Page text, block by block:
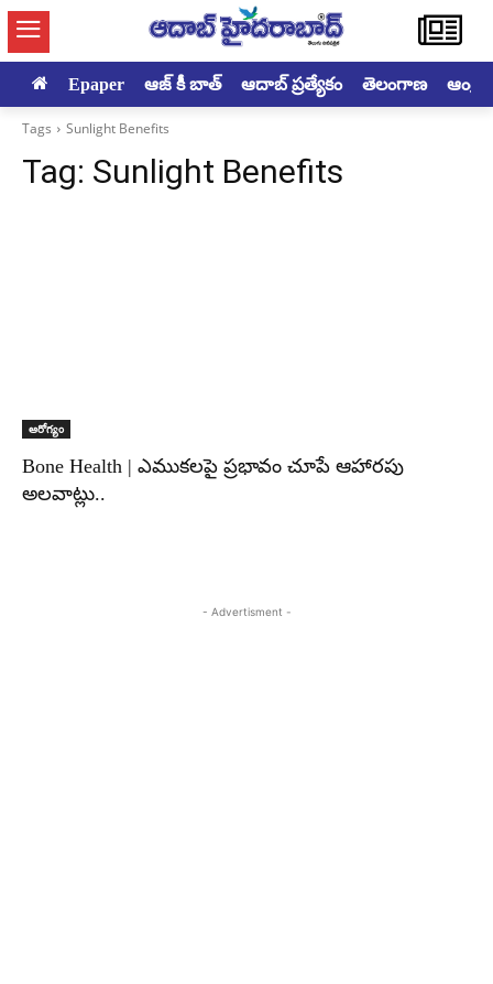
Epaper ఆజ్ కీ బాత్ ఆదాబ్ ప్రత్యేకం తెలంగాణ
Tags Sunlight Benefits
Tag: Sunlight Benefits
ఆరోగ్యం
Bone Health | ఎముకలపై ప్రభావం చూపే ఆహారపు
అలవాట్లు..
- Advertisment -